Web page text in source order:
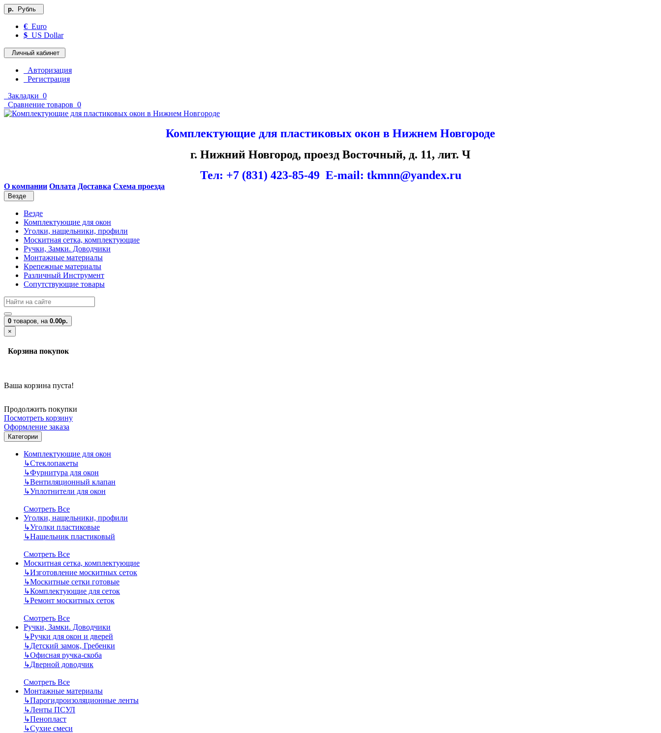
р. Рубль
€ Euro
$ US Dollar
Личный кабинет
Авторизация
Регистрация
Закладки 0
Сравнение товаров 0
Комплектующие для пластиковых окон в Нижнем Новгороде
г. Нижний Новгород, проезд Восточный, д. 11, лит. Ч
Тел: +7 (831) 423-85-49 Е-mail: tkmnn@yandex.ru
О компании Оплата Доставка Схема проезда
Везде
Везде
Комплектующие для окон
Уголки, нащельники, профили
Москитная сетка, комплектующие
Ручки, Замки. Доводчики
Монтажные материалы
Крепежные материалы
Различный Инструмент
Сопутствующие товары
0 товаров, на 0.00р.
×
Корзина покупок
Ваша корзина пуста!
Продолжить покупки
Посмотреть корзину
Оформление заказа
Категории
Комплектующие для окон
↳Стеклопакеты
↳Фурнитура для окон
↳Вентиляционный клапан
↳Уплотнители для окон
Смотреть Все
Уголки, нащельники, профили
↳Уголки пластиковые
↳Нащельник пластиковый
Смотреть Все
Москитная сетка, комплектующие
↳Изготовление москитных сеток
↳Москитные сетки готовые
↳Комплектующие для сеток
↳Ремонт москитных сеток
Смотреть Все
Ручки, Замки. Доводчики
↳Ручки для окон и дверей
↳Детский замок, Гребенки
↳Офисная ручка-скоба
↳Дверной доводчик
Смотреть Все
Монтажные материалы
↳Парогидроизоляционные ленты
↳Ленты ПСУЛ
↳Пенопласт
↳Сухие смеси